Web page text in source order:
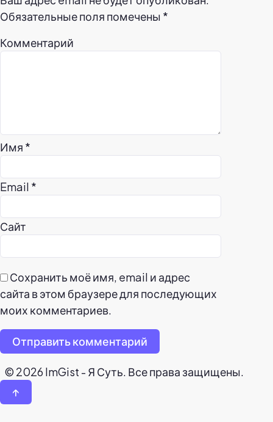
Обязательные поля помечены *
Комментарий
Имя *
Email *
Сайт
Сохранить моё имя, email и адрес
сайта в этом браузере для последующих
моих комментариев.
Отправить комментарий
© 2026 ImGist - Я Суть. Все права защищены.
↑